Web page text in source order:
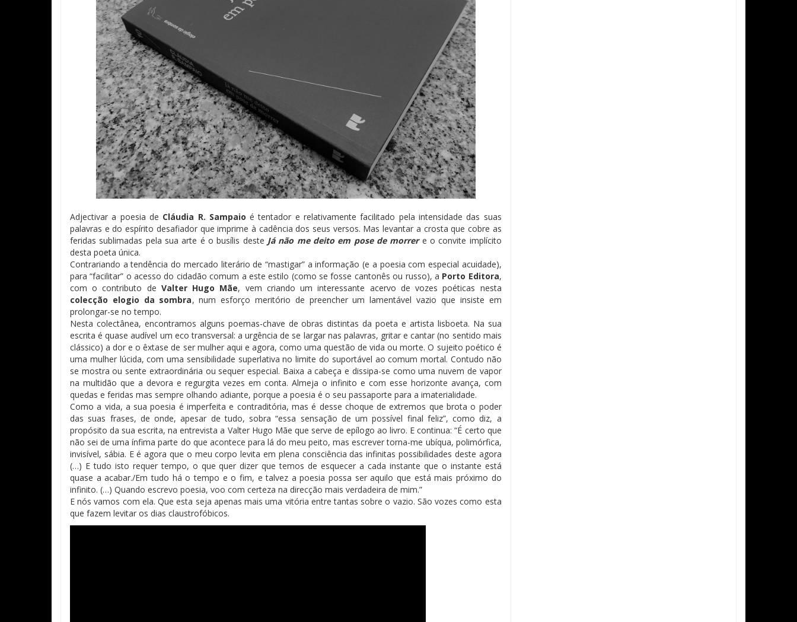
Adjectivar a poesia de Cláudia R. Sampaio é tentador e relativamente facilitado pela intensidade das suas
palavras e do espírito desafiador que imprime à cadência dos seus versos. Mas levantar a crosta que cobre as
feridas sublimadas pela sua arte é o busílis deste Já não me deito em pose de morrer e o convite implícito
desta poeta única.
Contrariando a tendência do mercado literário de “mastigar” a informação (e a poesia com especial acuidade),
para “facilitar” o acesso do cidadão comum a este estilo (como se fosse cantonês ou russo), a Porto Editora,
com o contributo de Valter Hugo Mãe, vem criando um interessante acervo de vozes poéticas nesta
colecção elogio da sombra, num esforço meritório de preencher um lamentável vazio que insiste em
prolongar-se no tempo.
Nesta colectânea, encontramos alguns poemas-chave de obras distintas da poeta e artista lisboeta. Na sua
escrita é quase audível um eco transversal: a urgência de se largar nas palavras, gritar e cantar (no sentido mais
clássico) a dor e o êxtase de ser mulher aqui e agora, como uma questão de vida ou morte. O sujeito poético é
uma mulher lúcida, com uma sensibilidade superlativa no limite do suportável ao comum mortal. Contudo não
se mostra ou sente extraordinária ou sequer especial. Baixa a cabeça e dissipa-se como uma nuvem de vapor
na multidão que a devora e regurgita vezes em conta. Almeja o infinito e com esse horizonte avança, com
quedas e feridas mas sempre olhando adiante, porque a poesia é o seu passaporte para a imaterialidade.
Como a vida, a sua poesia é imperfeita e contraditória, mas é desse choque de extremos que brota o poder
das suas frases, de onde, apesar de tudo, sobra “essa sensação de um possível final feliz”, como diz, a
propósito da sua escrita, na entrevista a Valter Hugo Mãe que serve de epílogo ao livro. E continua: “É certo que
não sei de uma ínfima parte do que acontece para lá do meu peito, mas escrever torna-me ubíqua, polimórfica,
invisível, sábia. E é agora que o meu corpo levita em plena consciência das infinitas possibilidades deste agora
(…) E tudo isto requer tempo, o que quer dizer que temos de esquecer a cada instante que o instante está
quase a acabar./Em tudo há o tempo e o fim, e talvez a poesia possa ser aquilo que está mais próximo do
infinito. (…) Quando escrevo poesia, voo com certeza na direcção mais verdadeira de mim.”
E nós vamos com ela. Que esta seja apenas mais uma vitória entre tantas sobre o vazio. São vozes como esta
que fazem levitar os dias claustrofóbicos.